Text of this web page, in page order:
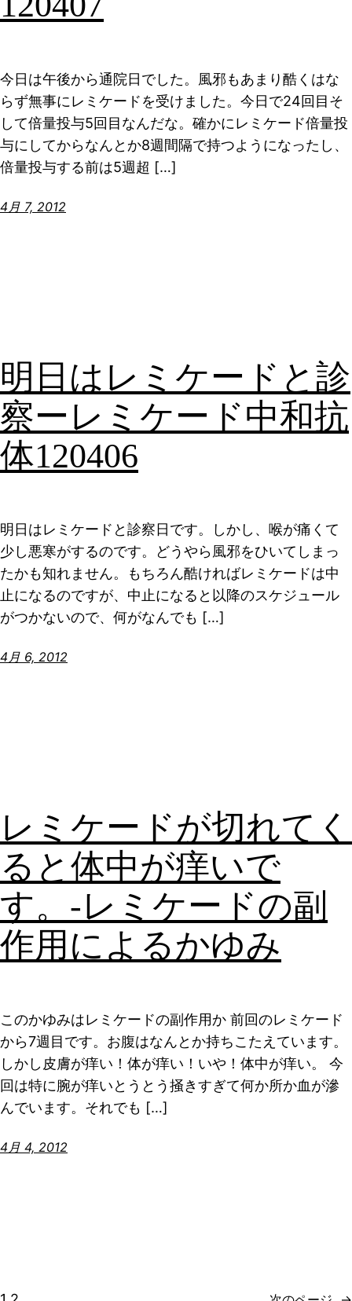
今日は午後から通院日でした。風邪もあまり酷くはな
らず無事にレミケードを受けました。今日で24回目そ
して倍量投与5回目なんだな。確かにレミケード倍量投
与にしてからなんとか8週間隔で持つようになったし、
倍量投与する前は5週超 […]
4月 7, 2012
明日はレミケードと診
察ーレミケード中和抗
体120406
明日はレミケードと診察日です。しかし、喉が痛くて
少し悪寒がするのです。どうやら風邪をひいてしまっ
たかも知れません。もちろん酷ければレミケードは中
止になるのですが、中止になると以降のスケジュール
がつかないので、何がなんでも […]
4月 6, 2012
レミケードが切れてく
ると体中が痒いで
す。-レミケードの副
作用によるかゆみ
このかゆみはレミケードの副作用か 前回のレミケード
から7週目です。お腹はなんとか持ちこたえています。
しかし皮膚が痒い！体が痒い！いや！体中が痒い。 今
回は特に腕が痒いとうとう掻きすぎて何か所か血が滲
んでいます。それでも […]
4月 4, 2012